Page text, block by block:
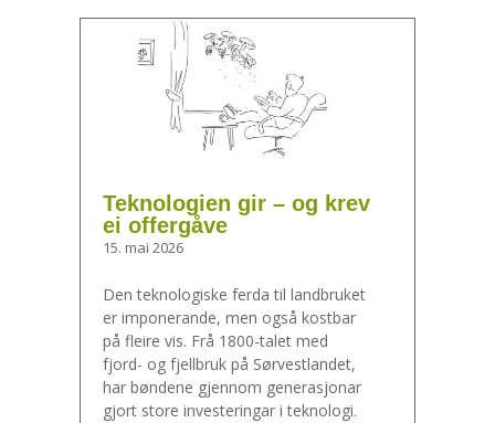
Teknologien gir – og krev
ei offergåve
15. mai 2026
Den teknologiske ferda til landbruket
er imponerande, men også kostbar
på fleire vis. Frå 1800-talet med
fjord- og fjellbruk på Sørvestlandet,
har bøndene gjennom generasjonar
gjort store investeringar i teknologi.